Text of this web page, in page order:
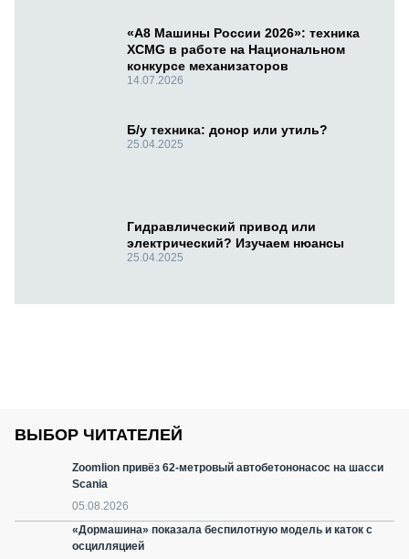
«А8 Машины России 2026»: техника
XCMG в работе на Национальном
конкурсе механизаторов
14.07.2026
Б/у техника: донор или утиль?
25.04.2025
Гидравлический привод или
электрический? Изучаем нюансы
25.04.2025
ВЫБОР ЧИТАТЕЛЕЙ
Zoomlion привёз 62-метровый автобетононасос на шасси
Scania
05.08.2026
«Дормашина» показала беспилотную модель и каток с
осцилляцией